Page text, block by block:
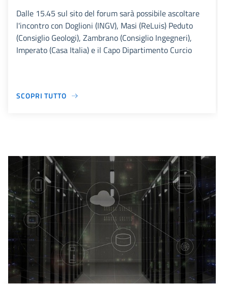
Dalle 15.45 sul sito del forum sarà possibile ascoltare
l'incontro con Doglioni (INGV), Masi (ReLuis) Peduto
(Consiglio Geologi), Zambrano (Consiglio Ingegneri),
Imperato (Casa Italia) e il Capo Dipartimento Curcio
SCOPRI TUTTO